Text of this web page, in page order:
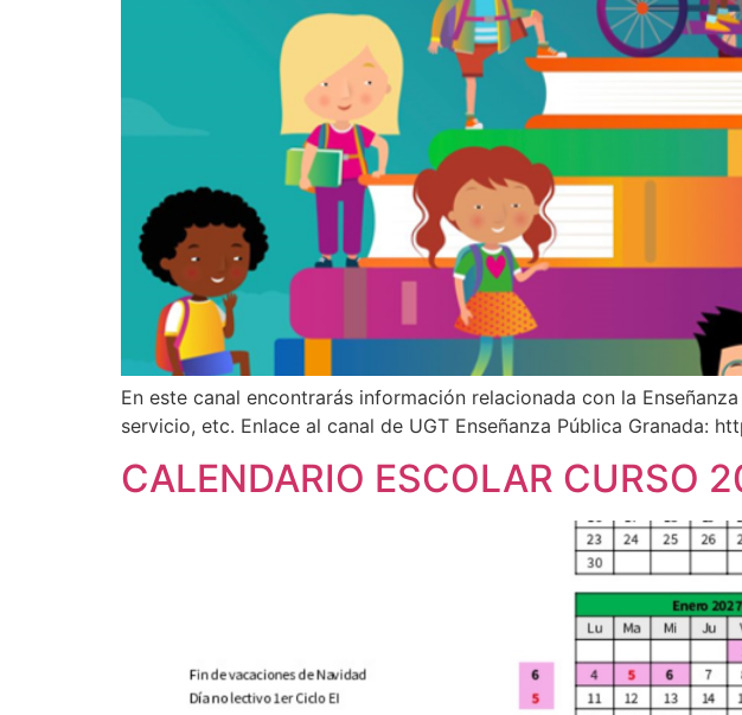
En este canal encontrarás información relacionada con la
servicio, etc. Enlace al canal de UGT Enseñanza Pública Granada:
CALENDARIO ESCOLAR CURSO